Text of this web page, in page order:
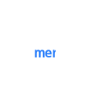
mermaid